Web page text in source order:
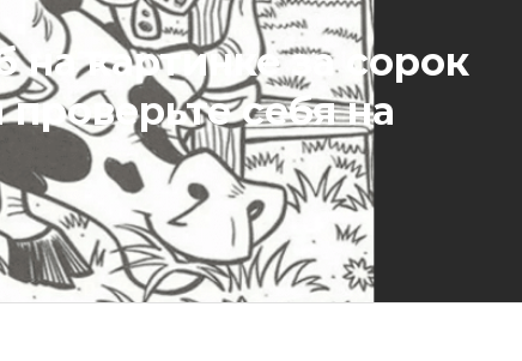
на картинке за сорок
себя на